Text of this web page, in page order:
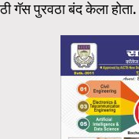
गॅस पुरवठा बंद केला